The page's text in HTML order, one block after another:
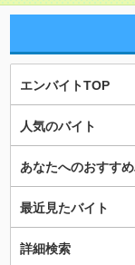
エンバイトTOP
人気のバイト
あなたへのおすす
最近見たバイト
詳細検索